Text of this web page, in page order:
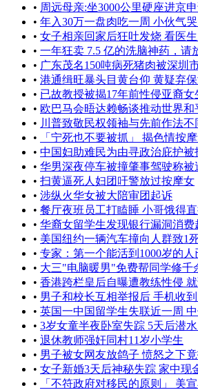
• 周远母亲:坐3000公里硬座进京
• 年入30万一盘肉吃一周 小伙气
• 女子相亲回家后狂吐发烧 看医
• 一年狂卖 7.5 亿的洗脑神药，请
• 广东茂名150吨病死猪肉被深圳
• 港通缉旺暴头目黄台仰 黄疑弃
• 已故教授被揭17年前性侵亚裔女
• 欧巴马会晤达赖畅谈推动世界和
• 川普致敬民权领袖与先前作法不
•
「宁死也不要被抓」 揭色情按
• 中国妇助难民为由寻政治庇护被
• 华男深夜停车被撞肇事驾驶称被
• 扫黄逼死人妇团吁警放过按摩女
• 涉纵火华女被大陪审团起诉
• 餐厅夜班员工打瞌睡 小哥饿得
• 华裔女留学生发现银行漏洞消
• 美国纽约一辆汽车撞向人群致1
• 专家：第一个能活到1000岁的人
• 大三"电脑暖男"免费帮同学修千
• 香港跨栏皇后自曝遭教练性侵
• 男子和校长互相举报后 手机收
• 英国一中国留学生失联近一周
• 3岁女童半夜卧室失踪 5天后潜
• 退休教师强奸同村11岁小学生
• 男子被女网友放鸽子 愤怒之下
• 女子新婚3天后神秘失踪 家中现
•
「不符政府对移民的原则」 美